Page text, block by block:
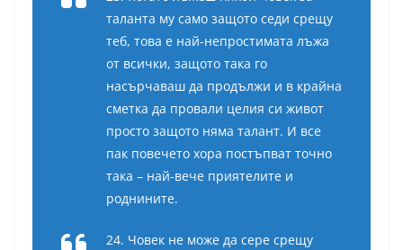
таланта му само защото седи срещу
теб, това е най-непростимата лъжа
от всички, защото така го
насърчаваш да продължи и в крайна
сметка да провали целия си живот
просто защото няма талант. И все
пак повечето хора постъпват точно
така – най-вече приятелите и
роднините.
24. Човек не може да сере срещу